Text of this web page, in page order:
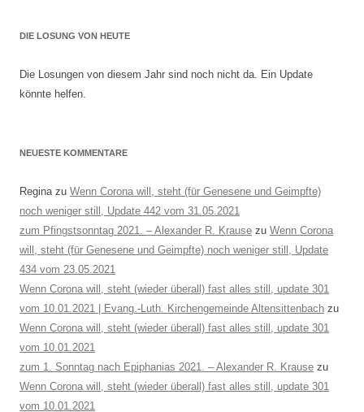
DIE LOSUNG VON HEUTE
Die Losungen von diesem Jahr sind noch nicht da. Ein Update
könnte helfen.
NEUESTE KOMMENTARE
Reginazu Wenn Corona will, steht (für Genesene und Geimpfte)
noch weniger still, Update 442 vom 31.05.2021
zum Pfingstsonntag 2021. – Alexander R. Krause zu Wenn Corona
will, steht (für Genesene und Geimpfte) noch weniger still, Update
434 vom 23.05.2021
Wenn Corona will, steht (wieder überall) fast alles still, update 301
vom 10.01.2021 | Evang.-Luth. Kirchengemeinde Altensittenbach zu
Wenn Corona will, steht (wieder überall) fast alles still, update 301
vom 10.01.2021
zum 1. Sonntag nach Epiphanias 2021. – Alexander R. Krause zu
Wenn Corona will, steht (wieder überall) fast alles still, update 301
vom 10.01.2021